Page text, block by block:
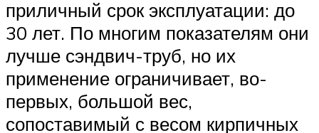
приличный срок эксплуатации: до
30 лет. По многим показателям они
лучше сэндвич-труб, но их
применение ограничивает, во-
первых, большой вес,
сопоставимый с весом кирпичных